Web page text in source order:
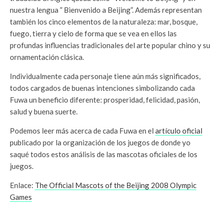
nuestra lengua ” Bienvenido a Beijing”. Además representan
también los cinco elementos de la naturaleza: mar, bosque,
fuego, tierra y cielo de forma que se vea en ellos las
profundas influencias tradicionales del arte popular chino y su
ornamentación clásica.
Individualmente cada personaje tiene aún más significados,
todos cargados de buenas intenciones simbolizando cada
Fuwa un beneficio diferente: prosperidad, felicidad, pasión,
salud y buena suerte.
Podemos leer más acerca de cada Fuwa en el artículo oficial
publicado por la organización de los juegos de donde yo
saqué todos estos análisis de las mascotas oficiales de los
juegos.
Enlace: The Official Mascots of the Beijing 2008 Olympic
Games